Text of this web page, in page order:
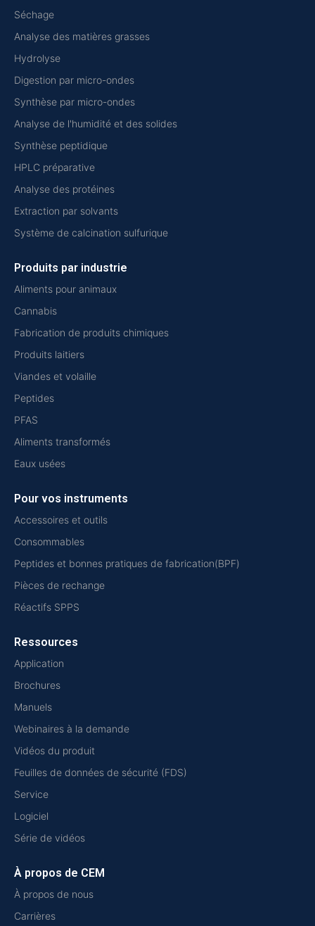
Séchage
Analyse des matières grasses
Hydrolyse
Digestion par micro-ondes
Synthèse par micro-ondes
Analyse de l'humidité et des solides
Synthèse peptidique
HPLC préparative
Analyse des protéines
Extraction par solvants
Système de calcination sulfurique
Produits par industrie
Aliments pour animaux
Cannabis
Fabrication de produits chimiques
Produits laitiers
Viandes et volaille
Peptides
PFAS
Aliments transformés
Eaux usées
Pour vos instruments
Accessoires et outils
Consommables
Peptides et bonnes pratiques de fabrication(BPF)
Pièces de rechange
Réactifs SPPS
Ressources
Application
Brochures
Manuels
Webinaires à la demande
Vidéos du produit
Feuilles de données de sécurité (FDS)
Service
Logiciel
Série de vidéos
À propos de CEM
À propos de nous
Carrières